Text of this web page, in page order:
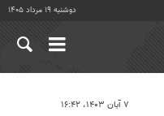
دوشنبه ۱۹ مرداد ۱۴۰۵
۷ آبان ۱۴۰۳، ۱۶:۴۲